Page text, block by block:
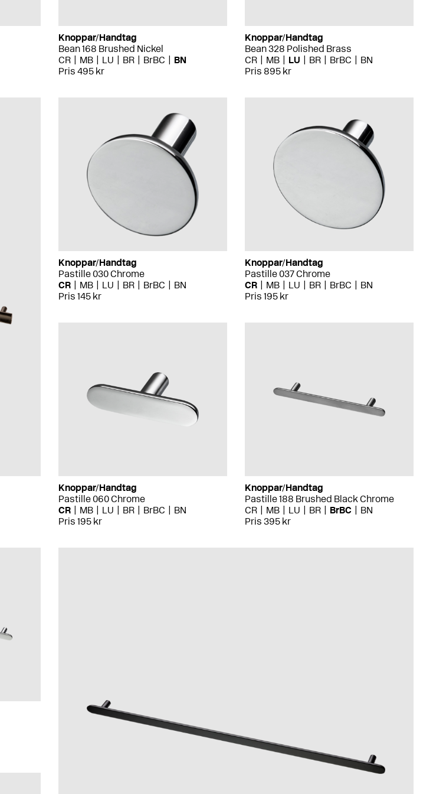
Knoppar/Handtag
Bean 168 Brushed Nickel
CR
MB LU BR BrBC
BN
Pris 495 kr
Knoppar/Handtag
Bean 328 Polished Brass
CR
MB LU BR BrBC
BN
Pris 895 kr
Knoppar/Handtag
Pastille 030 Chrome
CR
MB LU BR BrBC
BN
Pris 145 kr
Knoppar/Handtag
Pastille 037 Chrome
CR
MB LU BR BrBC
BN
Pris 195 kr
Knoppar/Handtag
Pastille 060 Chrome
CR
MB LU BR BrBC
BN
Pris 195 kr
Knoppar/Handtag
Pastille 188 Brushed Black Chrome
CR
MB LU BR BrBC
BN
Pris 395 kr